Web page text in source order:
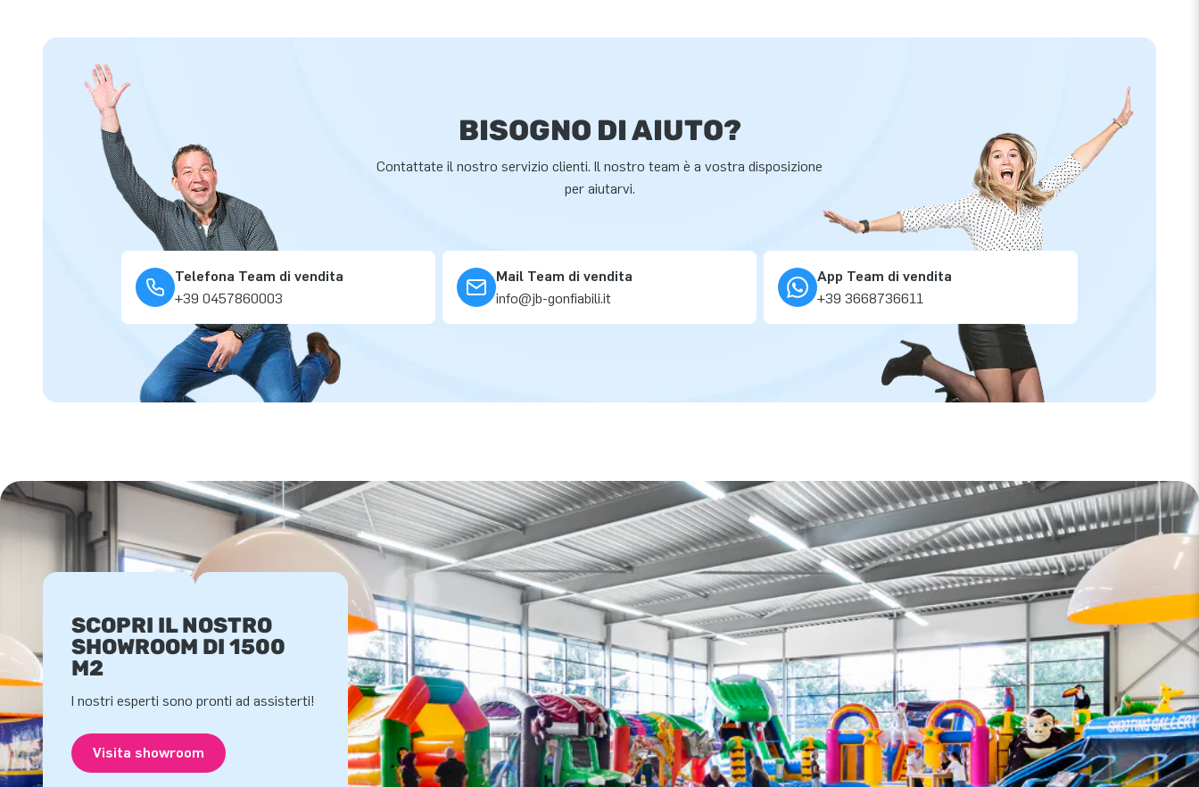
BISOGNO DI AIUTO?
Contattate il nostro servizio clienti. Il nostro team è a vostra disposizione
per aiutarvi.
Telefona Team di vendita
+39 0457860003
Mail Team di vendita
info@jb-gonfiabili.it
App Team di vendita
+39 3668736611
SCOPRI IL NOSTRO
SHOWROOM DI 1500
M2
I nostri esperti sono pronti ad assisterti!
Visita showroom